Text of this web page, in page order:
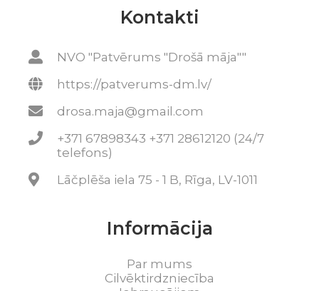
Kontakti
NVO "Patvērums "Drošā māja""
https://patverums-dm.lv/
drosa.maja@gmail.com
+371 67898343 +371 28612120 (24/7
telefons)
Lāčplēša iela 75 - 1 B, Rīga, LV-1011
Informācija
Par mums
Cilvēktirdzniecība